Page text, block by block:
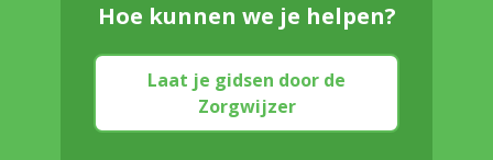
Hoe kunnen we je helpen?
Laat je gidsen door de
Zorgwijzer